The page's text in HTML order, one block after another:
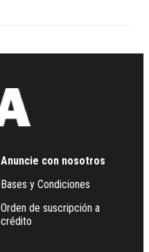
Anuncie con nosotros
Bases y Condiciones
Orden de suscripción a
crédito